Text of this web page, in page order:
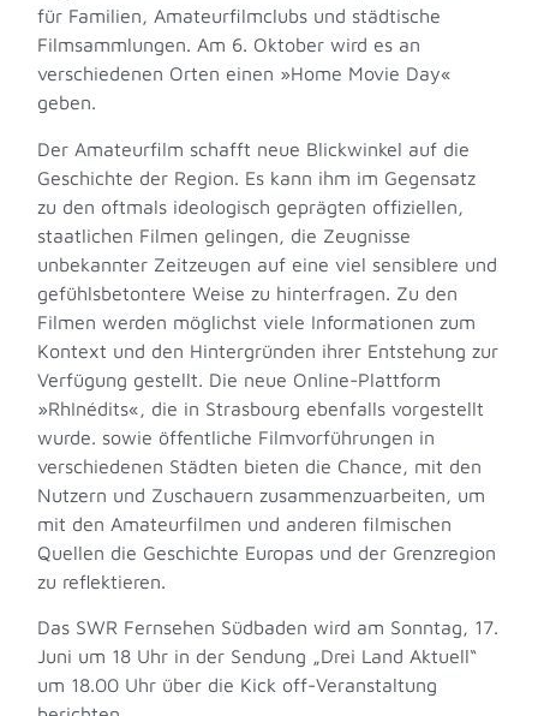
für Familien, Amateurfilmclubs und städtische
Filmsammlungen. Am 6. Oktober wird es an
verschiedenen Orten einen »Home Movie Day«
geben.
Der Amateurfilm schafft neue Blickwinkel auf die
Geschichte der Region. Es kann ihm im Gegensatz
zu den oftmals ideologisch geprägten offiziellen,
staatlichen Filmen gelingen, die Zeugnisse
unbekannter Zeitzeugen auf eine viel sensiblere und
gefühlsbetontere Weise zu hinterfragen. Zu den
Filmen werden möglichst viele Informationen zum
Kontext und den Hintergründen ihrer Entstehung zur
Verfügung gestellt. Die neue Online-Plattform
»RhInédits«, die in Strasbourg ebenfalls vorgestellt
wurde. sowie öffentliche Filmvorführungen in
verschiedenen Städten bieten die Chance, mit den
Nutzern und Zuschauern zusammenzuarbeiten, um
mit den Amateurfilmen und anderen filmischen
Quellen die Geschichte Europas und der Grenzregion
zu reflektieren.
Das SWR Fernsehen Südbaden wird am Sonntag, 17.
Juni um 18 Uhr in der Sendung „Drei Land Aktuell“
um 18.00 Uhr über die Kick off-Veranstaltung